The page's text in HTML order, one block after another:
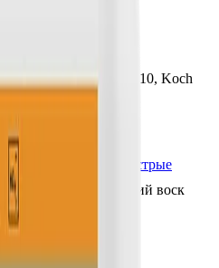
Wax, 10 л, 462010, Koch
автомобиля
Быстрые
Консервирующий воск